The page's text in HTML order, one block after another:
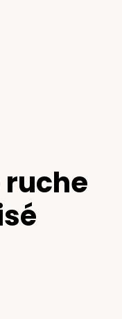
ruche